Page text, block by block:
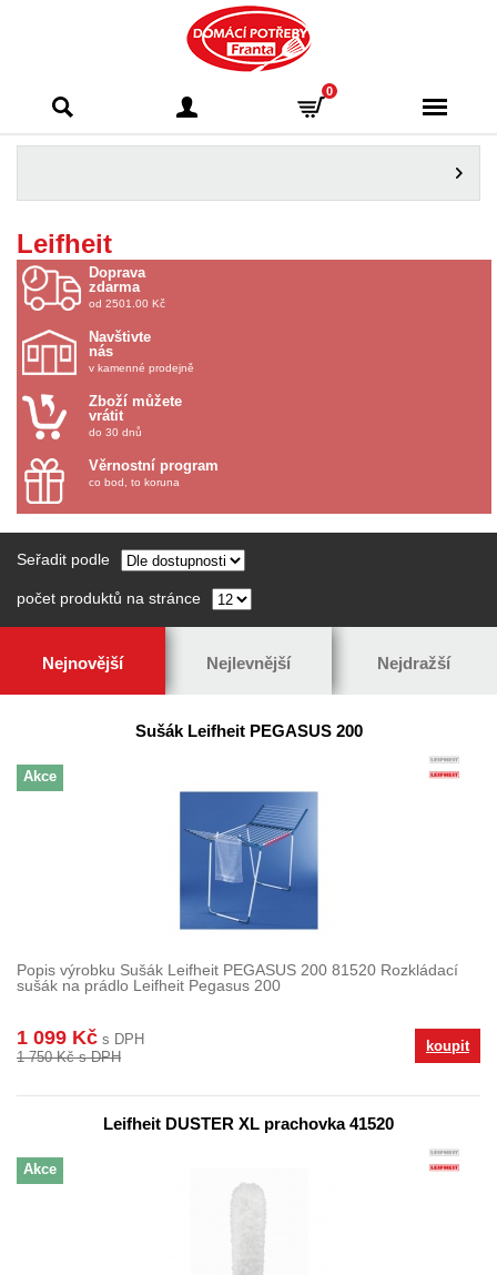
Franta - Příbram
0
Leifheit
Doprava
zdarma
od 2501.00 Kč
Navštivte
nás
v kamenné prodejně
Zboží můžete
vrátit
do 30 dnů
Věrnostní program
co bod, to koruna
Seřadit podle
počet produktů na stránce
Nejnovější Nejlevnější Nejdražší
Akce
Sušák Leifheit PEGASUS 200
Popis výrobku Sušák Leifheit PEGASUS 200 81520 Rozkládací
sušák na prádlo Leifheit Pegasus 200
1 099 Kč s DPH
1 750 Kč s DPH
koupit
Akce
Leifheit DUSTER XL prachovka 41520